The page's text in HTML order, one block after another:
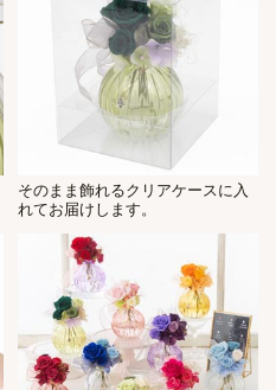
そのまま飾れるクリアケースに入
れてお届けします。